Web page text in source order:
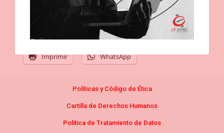
Comparte esto:
Imprimir WhatsApp
Políticas y Código de Ética
Cartilla de Derechos Humanos
Politica de Tratamiento de Datos